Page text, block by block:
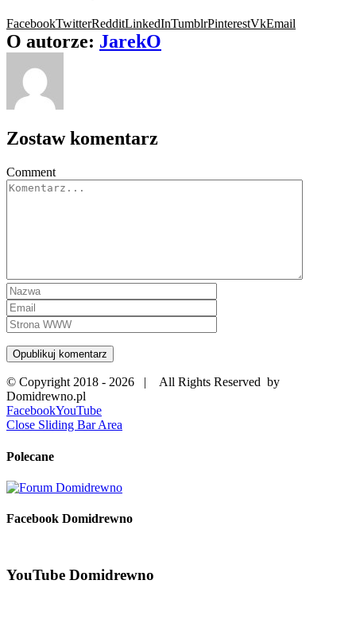
FacebookTwitterRedditLinkedInTumblrPinterestVkEmail
O autorze: JarekO
Zostaw komentarz
Comment
© Copyright 2018 - 2026 | All Rights Reserved by
Domidrewno.pl
FacebookYouTube
Close Sliding Bar Area
Polecane
Facebook Domidrewno
YouTube Domidrewno